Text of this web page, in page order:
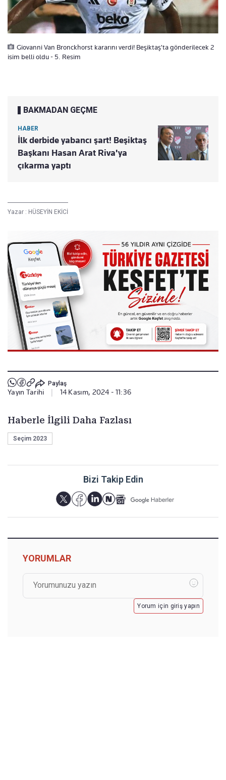
Giovanni Van Bronckhorst kararını verdi! Beşiktaş'ta gönderilecek 2
isim belli oldu - 5. Resim
BAKMADAN GEÇME
HABER
İlk derbide yabancı şart! Beşiktaş
Başkanı Hasan Arat Riva'ya
çıkarma yaptı
Yazar : HÜSEYİN EKİCİ
Paylaş
Yayın Tarihi 14 Kasım, 2024 - 11:36
Haberle İlgili Daha Fazlası
Seçim 2023
Bizi Takip Edin
YORUMLAR
Yorum için giriş yapın